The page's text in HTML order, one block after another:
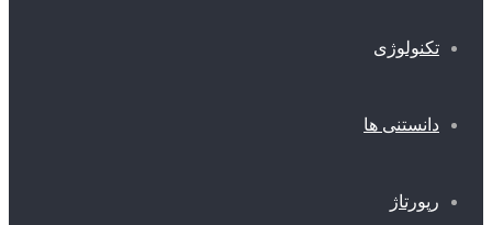
تکنولوژی
دانستنی ها
رپورتاژ